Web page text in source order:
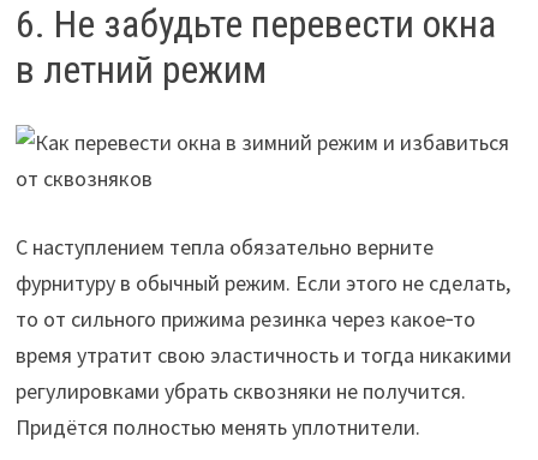
6. Не забудьте перевести окна
в летний режим
С наступлением тепла обязательно верните
фурнитуру в обычный режим. Если этого не сделать,
то от сильного прижима резинка через какое‑то
время утратит свою эластичность и тогда никакими
регулировками убрать сквозняки не получится.
Придётся полностью менять уплотнители.